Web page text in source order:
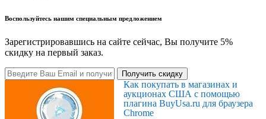
Воспользуйтесь нашим специальным предложением
Зарегистрировавшись на сайте сейчас, Вы получите 5%
скидку на первый заказ.
Получить скидку
Как покупать в магазинах и
аукционах США с помощью
плагина BuyUsa.ru для браузера
Chrome